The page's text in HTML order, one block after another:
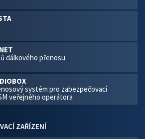
dálkového přenosu
systém pro zabezpečovací
veřejného operátora
ZAŘÍZENÍ